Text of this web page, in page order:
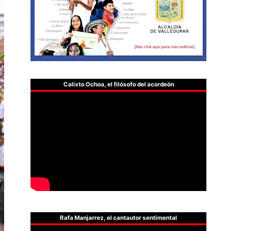
Calixto Ochoa, el filósofo del acordeón
Rafa Manjarrez, el cantautor sentimental